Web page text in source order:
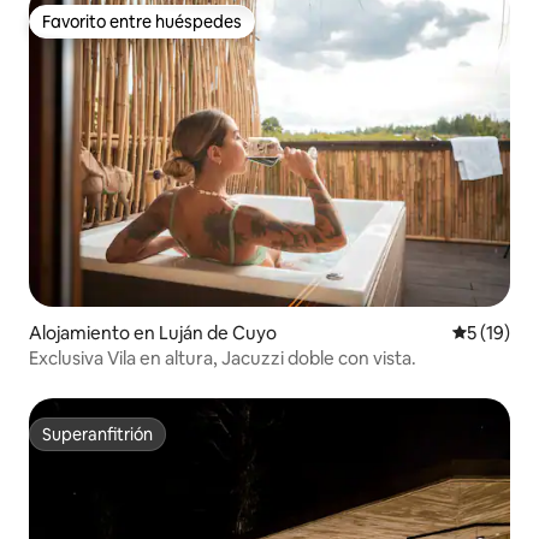
Favorito entre huéspedes
Favorito entre huéspedes
Alojamiento en Luján de Cuyo
5 (19)
Exclusiva Vila en altura, Jacuzzi doble con vista.
Superanfitrión
Superanfitrión